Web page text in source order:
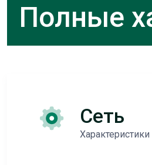
Полные
Сеть
Характеристики